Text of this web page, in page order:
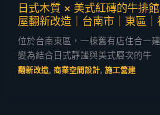
日式木質 × 美式紅磚的牛排
屋翻新改造｜台南市｜東區｜
位於台南東區，一棟舊有店住合一
變為結合日式靜謐與美式層次的牛
翻新改造, 商業空間設計, 施工營建